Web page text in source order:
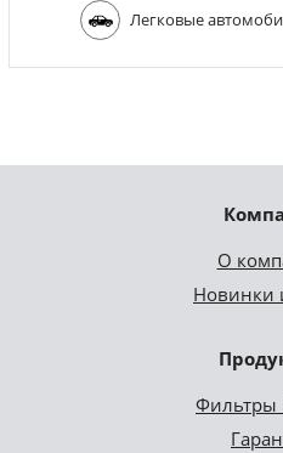
Легковые
О
Новинки
Фильтры